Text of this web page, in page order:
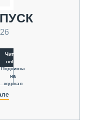
Читать
online
Подписка
на
журнал